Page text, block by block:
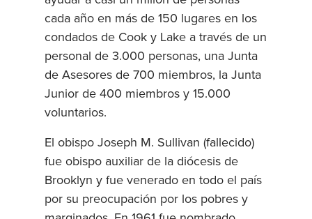
cada año en más de 150 lugares en los
condados de Cook y Lake a través de un
personal de 3.000 personas, una Junta
de Asesores de 700 miembros, la Junta
Junior de 400 miembros y 15.000
voluntarios.
El obispo Joseph M. Sullivan (fallecido)
fue obispo auxiliar de la diócesis de
Brooklyn y fue venerado en todo el país
por su preocupación por los pobres y